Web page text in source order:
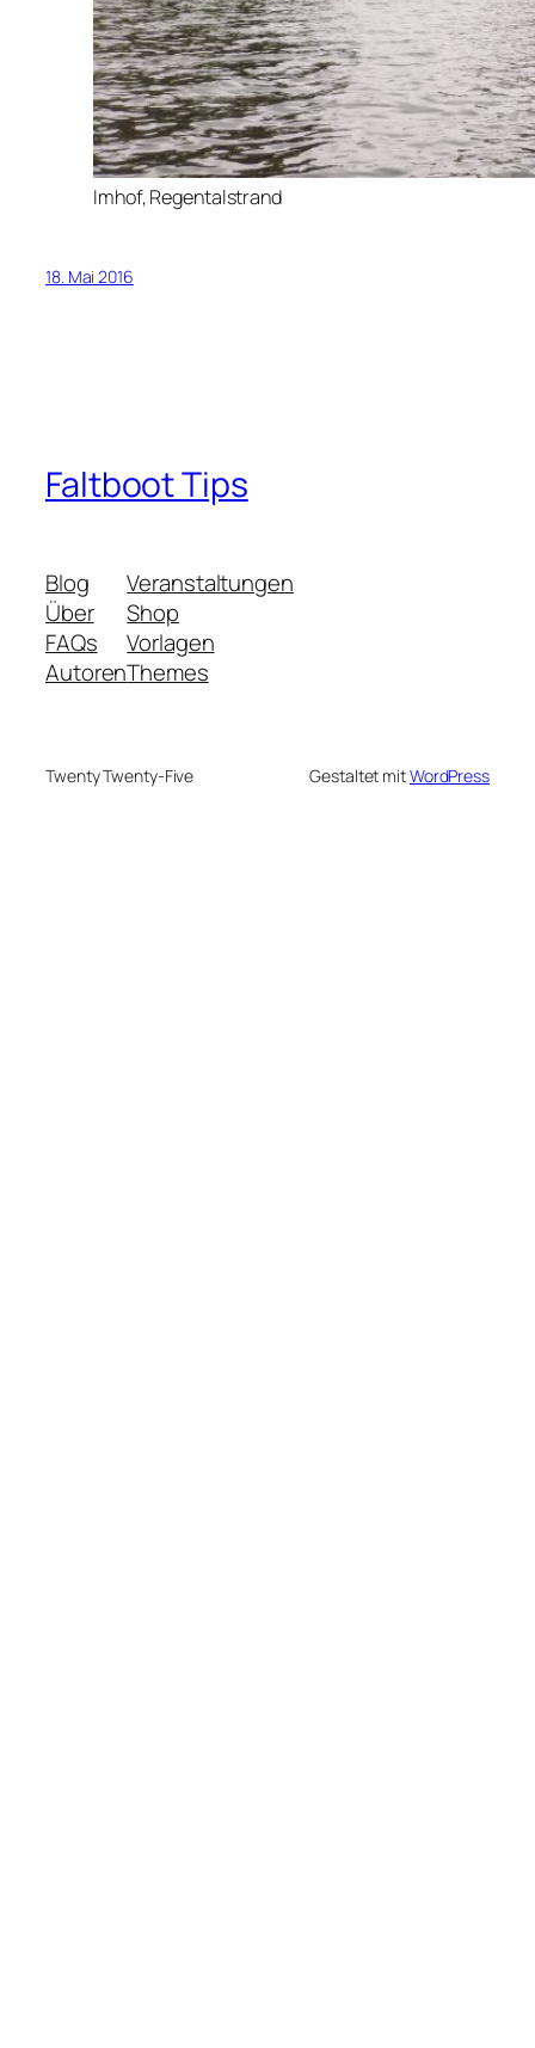
Imhof, Regentalstrand
18. Mai 2016
Faltboot Tips
Blog
Über
FAQs
Autoren
Veranstaltungen
Shop
Vorlagen
Themes
Twenty Twenty-Five Gestaltet mitWordPress